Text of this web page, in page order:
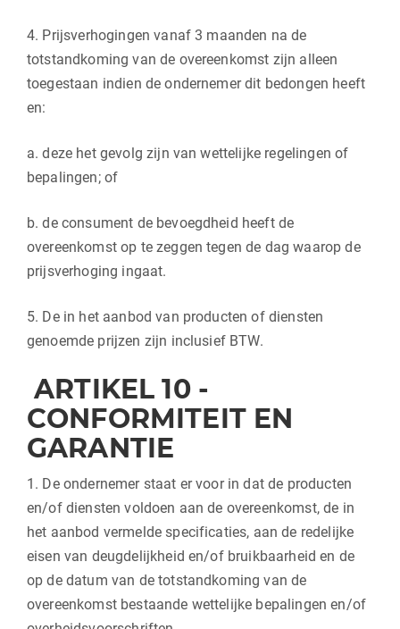
4. Prijsverhogingen vanaf 3 maanden na de
totstandkoming van de overeenkomst zijn alleen
toegestaan indien de ondernemer dit bedongen heeft
en:
a. deze het gevolg zijn van wettelijke regelingen of
bepalingen; of
b. de consument de bevoegdheid heeft de
overeenkomst op te zeggen tegen de dag waarop de
prijsverhoging ingaat.
5. De in het aanbod van producten of diensten
genoemde prijzen zijn inclusief BTW.
ARTIKEL 10 -
CONFORMITEIT EN
GARANTIE
1. De ondernemer staat er voor in dat de producten
en/of diensten voldoen aan de overeenkomst, de in
het aanbod vermelde specificaties, aan de redelijke
eisen van deugdelijkheid en/of bruikbaarheid en de
op de datum van de totstandkoming van de
overeenkomst bestaande wettelijke bepalingen en/of